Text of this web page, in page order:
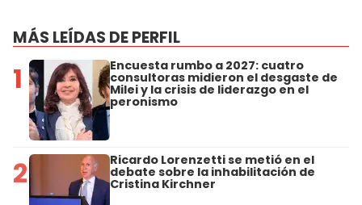
MÁS LEÍDAS DE PERFIL
1 Encuesta rumbo a 2027: cuatro
consultoras midieron el desgaste de
Milei y la crisis de liderazgo en el
peronismo
2 Ricardo Lorenzetti se metió en el
debate sobre la inhabilitación de
Cristina Kirchner